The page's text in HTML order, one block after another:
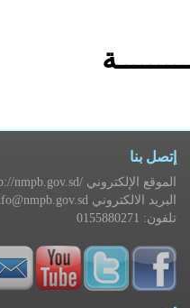
إتصل بنا
http://nmpb.gov.sd/ الموقع الإلكتروني
info@nmpb.gov.sd البريد الالكتروني
تلفون: 0155880271